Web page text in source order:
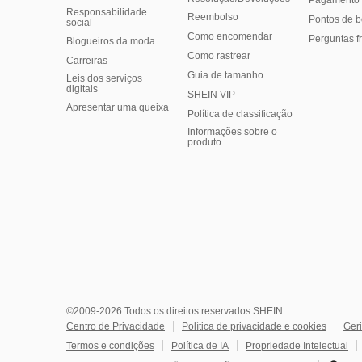
Responsabilidade
social
Blogueiros da moda
Carreiras
Leis dos serviços
digitais
Apresentar uma queixa
Reembolso
Como encomendar
Como rastrear
Guia de tamanho
SHEIN VIP
Política de classificação
​Informações sobre o
produto
Pontos de
Perguntas
©2009-2026 Todos os direitos reservados SHEIN
Centro de Privacidade
Política de privacidade e cookies
Termos e condições
Política de IA Propriedade Intelectual